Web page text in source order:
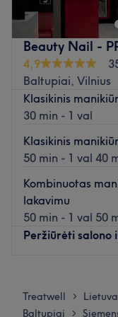
Kalbos: lietuvių ir
grožio meistrų
išsidėsčiusiuose
svarbiausios
išvaizdai.
Didelė specialistų
nagais, atlieka
„Figaro“
plaukų ir veido
„Ksurgery“,
ir kt.
„Figaro“ ne veltui
naudojami tik
produktai,
Šiame salone
• Ksurgery
Beauty Nail -
4,9
Baltupiai, Vilnius
Klasikinis
30 min - 1 val
Klasikinis
50 min - 1 val 40
Kombinuotas
lakavimu
50 min - 1 val 50
Peržiūrėti salono
Antradienis
Trečiadienis
Treatwell > Lietuva
Baltupiai >